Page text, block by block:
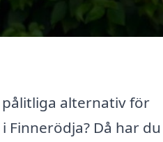
alternativ för
Finnerödja? Då har